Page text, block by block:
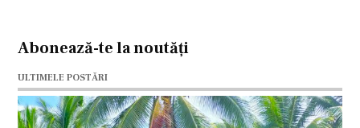
Abonează-te la noutăți
ULTIMELE POSTĂRI